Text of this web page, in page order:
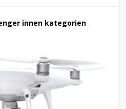
innen kategorien